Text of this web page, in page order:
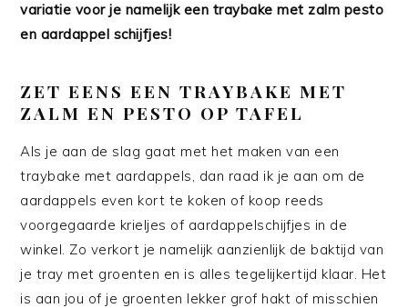
variatie voor je namelijk een traybake met zalm pesto
en aardappel schijfjes!
ZET EENS EEN TRAYBAKE MET
ZALM EN PESTO OP TAFEL
Als je aan de slag gaat met het maken van een
traybake met aardappels, dan raad ik je aan om de
aardappels even kort te koken of koop reeds
voorgegaarde krieljes of aardappelschijfjes in de
winkel. Zo verkort je namelijk aanzienlijk de baktijd van
je tray met groenten en is alles tegelijkertijd klaar. Het
is aan jou of je groenten lekker grof hakt of misschien